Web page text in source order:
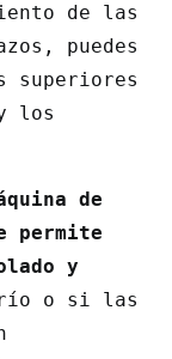
de las
puedes
superiores
los
de
permite
y
o si las